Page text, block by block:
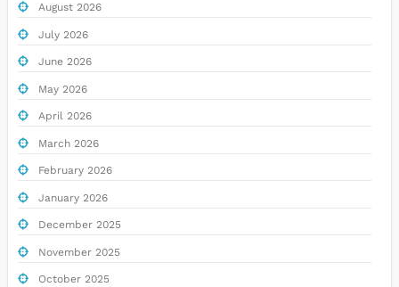
August 2026
July 2026
June 2026
May 2026
April 2026
March 2026
February 2026
January 2026
December 2025
November 2025
October 2025